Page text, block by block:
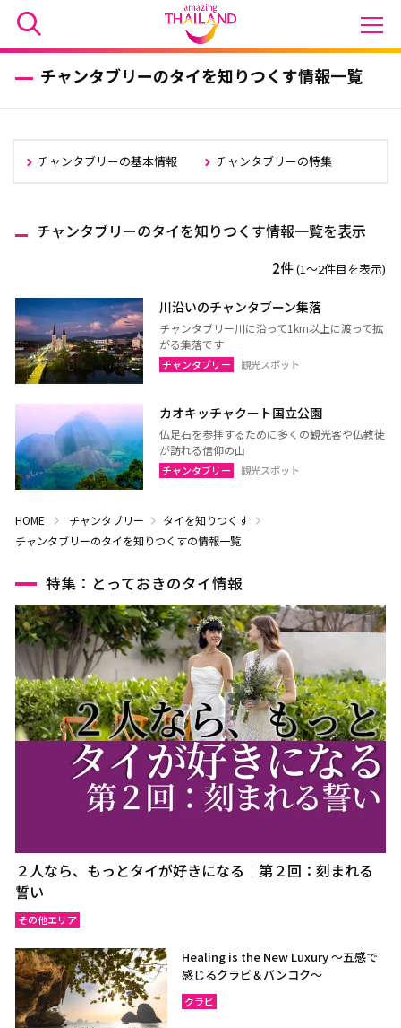
チャンタブリーのタイを知りつくす情報一覧
チャンタブリーの基本情報 チャンタブリーの特集
チャンタブリーのタイを知りつくす情報一覧を表示
2件(1〜2件目を表示)
川沿いのチャンタブーン集落
チャンタブリー川に沿って1km以上に渡って拡
がる集落です
チャンタブリー 観光スポット
カオキッチャクート国立公園
仏足石を参拝するために多くの観光客や仏教徒
が訪れる信仰の山
チャンタブリー 観光スポット
HOME チャンタブリー
タイを知りつくす
チャンタブリーのタイを知りつくすの情報一覧
特集：とっておきのタイ情報
２人なら、もっとタイが好きになる｜第２回：刻まれる
誓い
その他エリア
Healing is the New Luxury ～五感で
感じるクラビ＆バンコク～
クラビ